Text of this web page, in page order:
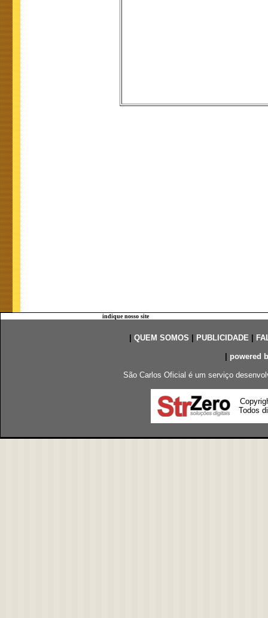
indique nosso site
QUEM SOMOS PUBLICIDADE|
powered
São Carlos Oficial é um serviço
Todos